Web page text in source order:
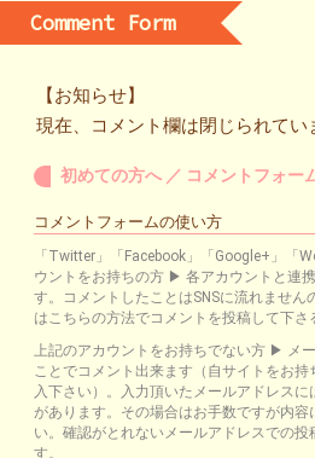
Comment Form
【お知らせ】
現在、コメント欄は閉じられてい
初めての方へ ／ コメントフォー
コメントフォームの使い方
「Twitter」「Facebook」「Google+」「
ウントをお持ちの方 ▶ 各アカウントと連
す。コメントしたことはSNSに流れませ
はこちらの方法でコメントを投稿して下さ
上記のアカウントをお持ちでない方 ▶ メ
ことでコメント出来ます（自サイトをお
入下さい）。入力頂いたメールアドレス
があります。その場合はお手数ですが内容
い。確認がとれないメールアドレスでの投
す。